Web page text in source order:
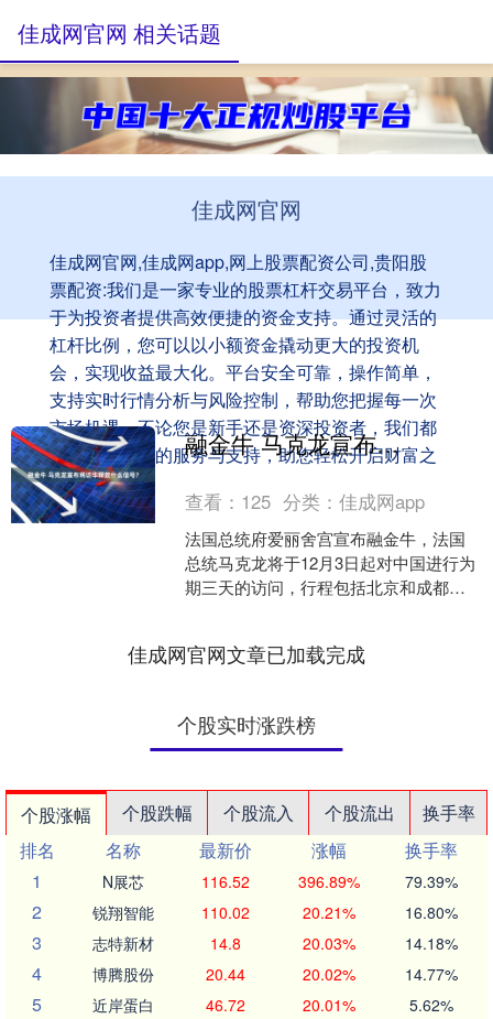
佳成网官网
佳成网官网,佳成网app,网上股票配资公司,贵阳股
票配资:我们是一家专业的股票杠杆交易平台，致力
于为投资者提供高效便捷的资金支持。通过灵活的
杠杆比例，您可以以小额资金撬动更大的投资机
会，实现收益最大化。平台安全可靠，操作简单，
支持实时行情分析与风险控制，帮助您把握每一次
市场机遇。不论您是新手还是资深投资者，我们都
为您提供专业的服务与支持，助您轻松开启财富之
旅。
佳成网官网 相关话题
融金牛 马克龙宣布将访华释放什么信号？
查看： 125 分类：佳成网app
法国总统府爱丽舍宫宣布融金牛，法国
总统马克龙将于12月3日起对中国进行为
期三天的访问，行程包括北京和成都。
佳成网官网文章已加载完成
个股实时涨跌榜
个股涨幅 个股跌幅 个股流入 个股流出
换手率
排名
名称 最新价 涨幅
换手率
1
N展芯 116.52 396.89% 79.39%
2 锐翔智能 110.02 20.21% 16.80%
3 志特新材 14.8 20.03% 14.18%
4 博腾股份 20.44 20.02% 14.77%
5 近岸蛋白 46.72 20.01% 5.62%